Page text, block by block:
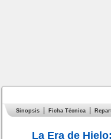
Sinopsis Ficha Técnica
La Era de